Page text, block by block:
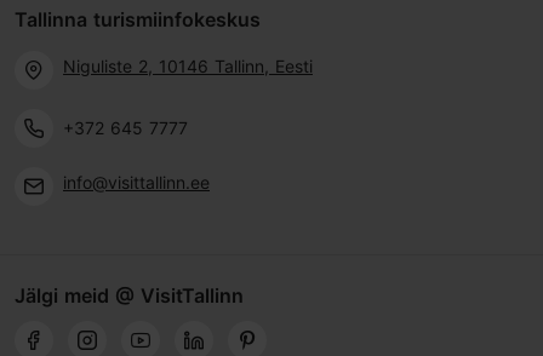
Tallinna turismiinfokeskus
Niguliste 2, 10146 Tallinn, Eesti
+372 645 7777
info@visittallinn.ee
Jälgi meid @ VisitTallinn